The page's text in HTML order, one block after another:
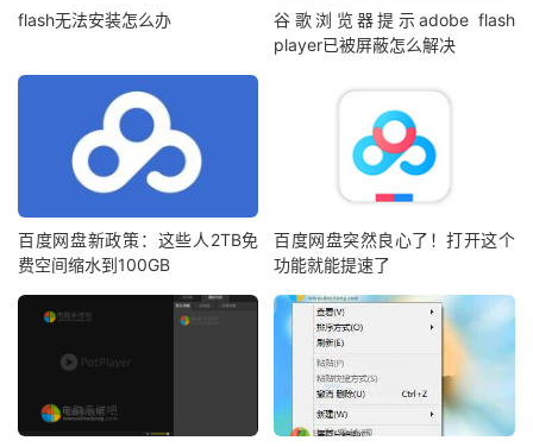
flash无法安装怎么办
谷歌浏览器提示adobe flash
player已被屏蔽怎么解决
百度网盘新政策：这些人2TB免
费空间缩水到100GB
百度网盘突然良心了！打开这个
功能就能提速了